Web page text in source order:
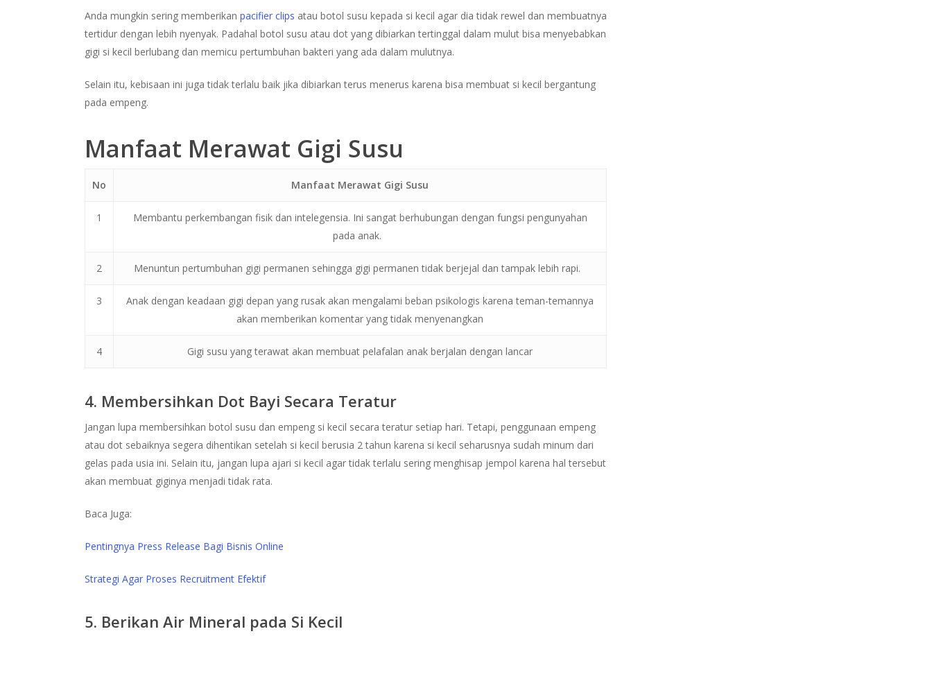
Anda mungkin sering memberikan pacifier clips atau botol susu kepada si kecil agar dia tidak rewel dan membuatnya
tertidur dengan lebih nyenyak. Padahal botol susu atau dot yang dibiarkan tertinggal dalam mulut bisa menyebabkan
gigi si kecil berlubang dan memicu pertumbuhan bakteri yang ada dalam mulutnya.
Selain itu, kebisaan ini juga tidak terlalu baik jika dibiarkan terus menerus karena bisa membuat si kecil bergantung
pada empeng.
Manfaat Merawat Gigi Susu
No Manfaat Merawat Gigi Susu
1
Membantu perkembangan fisik dan intelegensia. Ini sangat berhubungan dengan fungsi pengunyahan
pada anak.
2 Menuntun pertumbuhan gigi permanen sehingga gigi permanen tidak berjejal dan tampak lebih rapi.
3
Anak dengan keadaan gigi depan yang rusak akan mengalami beban psikologis karena teman-temannya
akan memberikan komentar yang tidak menyenangkan
4 Gigi susu yang terawat akan membuat pelafalan anak berjalan dengan lancar
4. Membersihkan Dot Bayi Secara Teratur
Jangan lupa membersihkan botol susu dan empeng si kecil secara teratur setiap hari. Tetapi, penggunaan empeng
atau dot sebaiknya segera dihentikan setelah si kecil berusia 2 tahun karena si kecil seharusnya sudah minum dari
gelas pada usia ini. Selain itu, jangan lupa ajari si kecil agar tidak terlalu sering menghisap jempol karena hal tersebut
akan membuat giginya menjadi tidak rata.
Baca Juga:
Pentingnya Press Release Bagi Bisnis Online
Strategi Agar Proses Recruitment Efektif
5. Berikan Air Mineral pada Si Kecil